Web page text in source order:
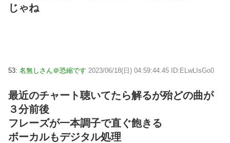
じゃね
53: 名無しさん＠恐縮です 2023/06/18(日) 04:59:44.45 ID:ELwLIsGo0
最近のチャート聴いてたら解るが殆どの曲が
３分前後
フレーズが一本調子で直ぐ飽きる
ボーカルもデジタル処理